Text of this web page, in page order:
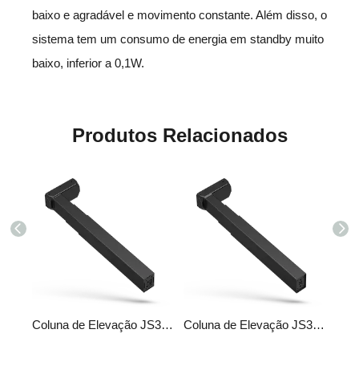
baixo e agradável e movimento constante. Além disso, o
sistema tem um consumo de energia em standby muito
baixo, inferior a 0,1W.
Produtos Relacionados
Coluna de Elevação JS36DR4-3-S Coluna de Elevação JS36DR7-3-S